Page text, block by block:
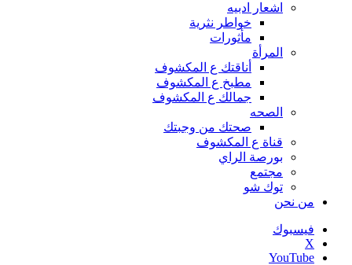
اشعار ادبيه
خواطر نثرية
مأثورات
المرأة
أناقتك ع المكشوف
مطبخ ع المكشوف
جمالك ع المكشوف
الصحه
صحتك من وجبتك
قناة ع المكشوف
بورصة الراي
مجتمع
توك شو
من نحن
فيسبوك
‫X
‫YouTube